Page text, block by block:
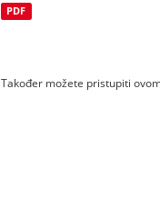
PDF
Također možete pristupiti